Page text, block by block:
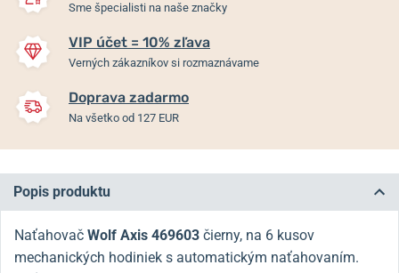
Sme špecialisti na naše značky
VIP účet = 10% zľava
Verných zákazníkov si rozmaznávame
Doprava zadarmo
Na všetko od 127 EUR
Popis produktu
Naťahovač Wolf Axis 469603 čierny, na 6 kusov
mechanických hodiniek s automatickým naťahovaním.